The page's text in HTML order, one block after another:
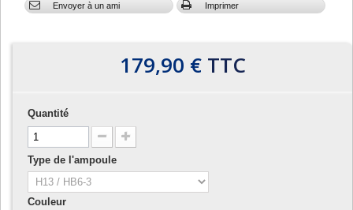
Envoyer à un ami Imprimer
179,90 €TTC
Quantité
Type de l'ampoule
Couleur